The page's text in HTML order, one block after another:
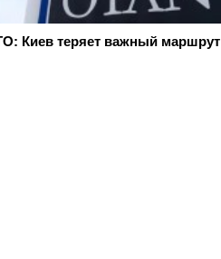
Киев теряет важный маршрут